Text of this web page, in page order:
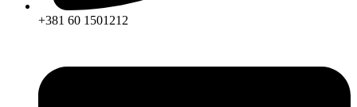
+381 60 1501212